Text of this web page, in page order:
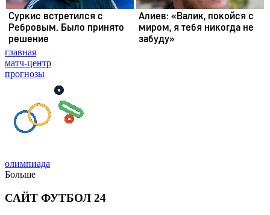
главная
матч-центр
прогнозы
олимпиада
Больше
САЙТ ФУТБОЛ 24